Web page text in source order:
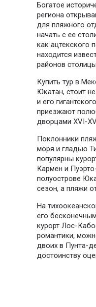
Богатое
региона
для пляжного
начать с ее
как ацтекского
находится
районов
Купить тур в
Юкатан, стоит
и его
приезжают
дворцами XVI-
Поклонники
моря и гладью
популярны
Кармен и
полуострове
сезон, а пляжи
На
его
курорт Лос-
романтики,
двоих в Пунта-
достоинству